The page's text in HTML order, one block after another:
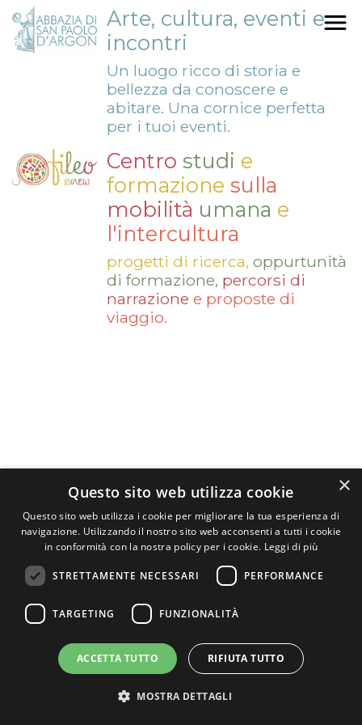
Salta
al
contenuto
principale
Arte, cultura, eventi e
incontri
Un luogo ricco di storia e
bellezza da conoscere e
abitare. Una cornice perfetta
per i tuoi eventi.
Centro studi e
formazione sulla
mobilità umana e
l'intercultura
progetti di ricerca, oppurtunità
di formazione, percorsi di
narrazione e proposte di
viaggio.
×
Questo sito web utilizza cookie
Questo sito web utilizza i cookie per migliorare la tua esperienza di
navigazione. Utilizzando il nostro sito web acconsenti a tutti i cookie
in conformità con la nostra policy per i cookie. Leggi di più
STRETTAMENTE NECESSARI PERFORMANCE
TARGETING FUNZIONALITÀ
ACCETTA TUTTO RIFIUTA TUTTO
MOSTRA DETTAGLI